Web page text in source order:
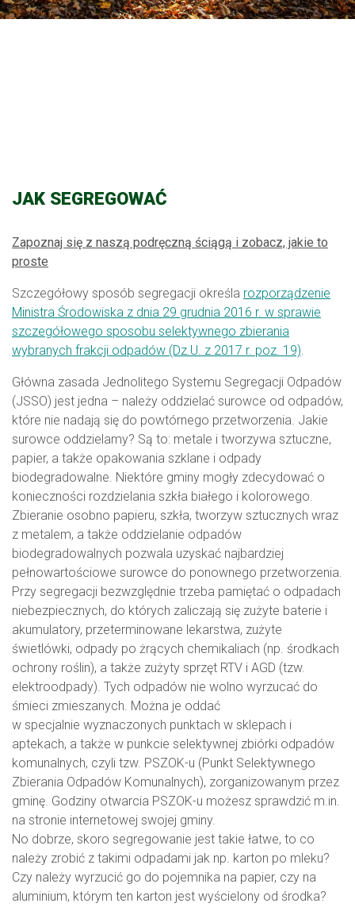
JAK SEGREGOWAĆ
Zapoznaj się z naszą podręczną ściągą i zobacz, jakie to
proste
Szczegółowy sposób segregacji określa rozporządzenie
Ministra Środowiska z dnia 29 grudnia 2016 r. w sprawie
szczegółowego sposobu selektywnego zbierania
wybranych frakcji odpadów (Dz.U. z 2017 r. poz. 19).
Główna zasada Jednolitego Systemu Segregacji Odpadów
(JSSO) jest jedna – należy oddzielać surowce od odpadów,
które nie nadają się do powtórnego przetworzenia. Jakie
surowce oddzielamy? Są to: metale i tworzywa sztuczne,
papier, a także opakowania szklane i odpady
biodegradowalne. Niektóre gminy mogły zdecydować o
konieczności rozdzielania szkła białego i kolorowego.
Zbieranie osobno papieru, szkła, tworzyw sztucznych wraz
z metalem, a także oddzielanie odpadów
biodegradowalnych pozwala uzyskać najbardziej
pełnowartościowe surowce do ponownego przetworzenia.
Przy segregacji bezwzględnie trzeba pamiętać o odpadach
niebezpiecznych, do których zaliczają się zużyte baterie i
akumulatory, przeterminowane lekarstwa, zużyte
świetlówki, odpady po żrących chemikaliach (np. środkach
ochrony roślin), a także zużyty sprzęt RTV i AGD (tzw.
elektroodpady). Tych odpadów nie wolno wyrzucać do
śmieci zmieszanych. Można je oddać
w specjalnie wyznaczonych punktach w sklepach i
aptekach, a także w punkcie selektywnej zbiórki odpadów
komunalnych, czyli tzw. PSZOK-u (Punkt Selektywnego
Zbierania Odpadów Komunalnych), zorganizowanym przez
gminę. Godziny otwarcia PSZOK-u możesz sprawdzić m.in.
na stronie internetowej swojej gminy.
No dobrze, skoro segregowanie jest takie łatwe, to co
należy zrobić z takimi odpadami jak np. karton po mleku?
Czy należy wyrzucić go do pojemnika na papier, czy na
aluminium, którym ten karton jest wyścielony od środka?